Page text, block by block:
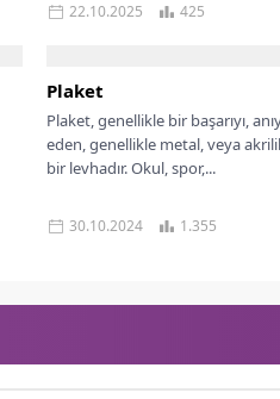
22.10.2025 425
Plaket
Plaket, genellikle bir başarıyı,
eden, genellikle metal, veya
bir levhadır. Okul, spor,...
30.10.2024 1.355